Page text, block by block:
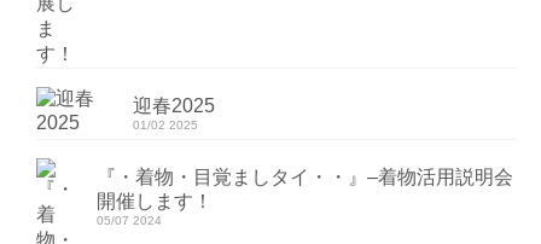
迎春2025
01/02 2025
『・着物・目覚ましタイ・・』–着物活用説明会
開催します！
05/07 2024